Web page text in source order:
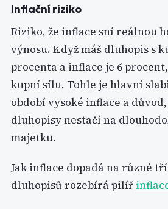
Inflační riziko
Riziko, že inflace sní reálnou
výnosu. Když máš dluhopis s
procenta a inflace je 6
kupní sílu. Tohle je hlavní
období vysoké inflace a
dluhopisy nestačí na
majetku.
Jak inflace dopadá na různé
dluhopisů rozebírá pilíř